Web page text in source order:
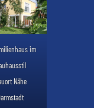
im
Nähe